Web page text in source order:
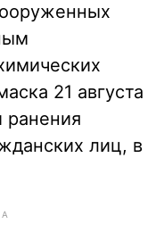
21 августа
ранения
лиц, в